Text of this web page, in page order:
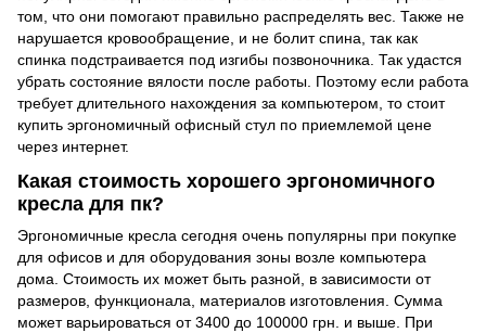
том, что они помогают правильно распределять вес. Также не
нарушается кровообращение, и не болит спина, так как
спинка подстраивается под изгибы позвоночника. Так удастся
убрать состояние вялости после работы. Поэтому если работа
требует длительного нахождения за компьютером, то стоит
купить эргономичный офисный стул по приемлемой цене
через интернет.
Какая стоимость хорошего эргономичного
кресла для пк?
Эргономичные кресла сегодня очень популярны при покупке
для офисов и для оборудования зоны возле компьютера
дома. Стоимость их может быть разной, в зависимости от
размеров, функционала, материалов изготовления. Сумма
может варьироваться от 3400 до 100000 грн. и выше. При